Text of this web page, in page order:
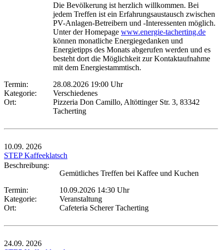
Die Bevölkerung ist herzlich willkommen. Bei
jedem Treffen ist ein Erfahrungsaustausch zwischen
PV-Anlagen-Betreibern und -Interessenten möglich.
Unter der Homepage www.energie-tacherting.de
können monatliche Energiegedanken und
Energietipps des Monats abgerufen werden und es
besteht dort die Möglichkeit zur Kontaktaufnahme
mit dem Energiestammtisch.
Termin:
28.08.2026 19:00 Uhr
Kategorie:
Verschiedenes
Ort:
Pizzeria Don Camillo, Altöttinger Str. 3, 83342
Tacherting
10.09. 2026
STEP Kaffeeklatsch
Beschreibung:
Gemütliches Treffen bei Kaffee und Kuchen
Termin:
10.09.2026 14:30 Uhr
Kategorie:
Veranstaltung
Ort:
Cafeteria Scherer Tacherting
24.09. 2026